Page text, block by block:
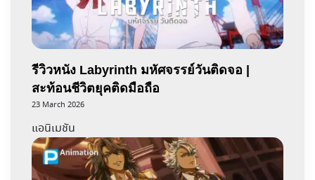
รีวิวหนัง Labyrinth มหัศจรรย์วันติดจอ |
สะท้อนชีวิตยุคติดมือถือ
23 March 2026
แอนิเมชัน